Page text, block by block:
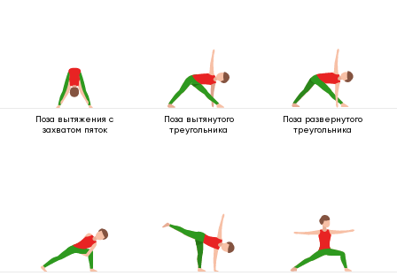
Поза вытяжения с
захватом пяток
Поза вытянутого
треугольника
Поза развернутого
треугольника